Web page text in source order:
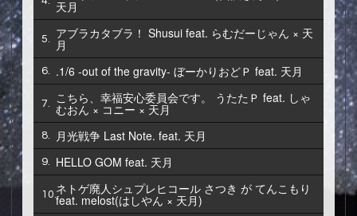
天月
5. アブラカタブラ！ Shusui feat. らむだーじゃん × 天
月
6. .1/6 -out of the gravity- ぼーかりおどＰ feat. 天月
7. こちら、幸福安心委員会です。 うたたＰ feat. しゃ
むおん × コニー × 天月
8. 月光戦争 Last Note. feat. 天月
9. HELLO GOM feat. 天月
10. ネトゲ廃人シュプレヒコール さつき が てんこもり
feat. melost(はしやん × 天月)